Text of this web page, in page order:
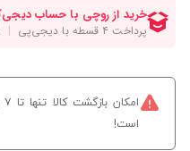
است!